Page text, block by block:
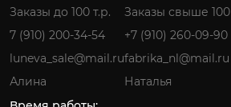
Заказы до 100 т.р.
7 (910) 200-34-54
luneva_sale@mail.ru
Алина
Заказы свыше 100
+7 (910) 260-09-90
fabrika_nl@mail.ru
Наталья